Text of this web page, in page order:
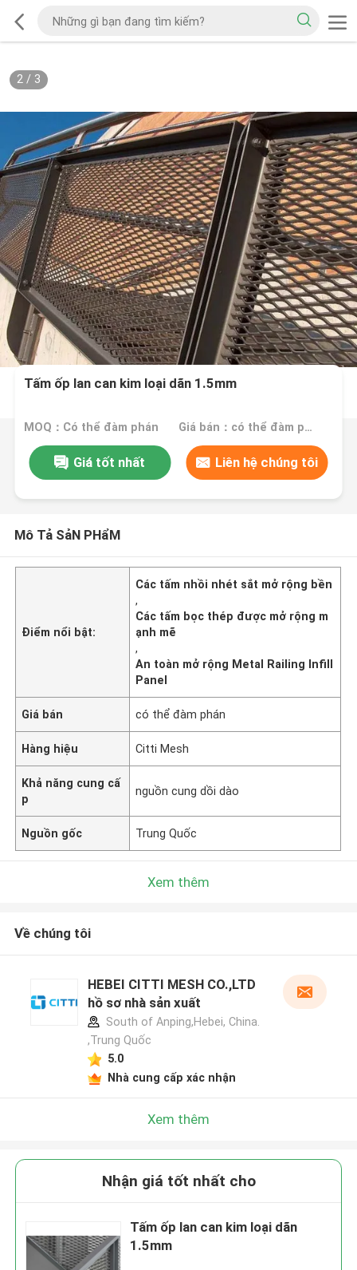
2/ 3
Tấm ốp lan can kim loại dãn 1.5mm
MOQ：Có thể đàm phán Giá bán：có thể đàm phán
Giá tốt nhất Liên hệ chúng tôi
Mô Tả SảN PHẩM
Điểm nổi bật:
Các tấm nhồi nhét sắt mở rộng bền
,
Các tấm bọc thép được mở rộng m
ạnh mẽ
,
An toàn mở rộng Metal Railing Infill
Panel
Giá bán có thể đàm phán
Hàng hiệu Citti Mesh
Khả năng cung cấ
p
nguồn cung dồi dào
Nguồn gốc Trung Quốc
Xem thêm
Về chúng tôi
HEBEI CITTI MESH CO.,LTD
hồ sơ nhà sản xuất
South of Anping,Hebei, China.
,Trung Quốc
5.0
Nhà cung cấp xác nhận
Xem thêm
Nhận giá tốt nhất cho
Tấm ốp lan can kim loại dãn
1.5mm